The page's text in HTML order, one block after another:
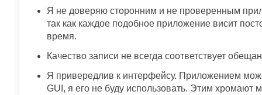
Я не доверяю сторонним и не проверенным
так как каждое подобное приложение висит
время.
Качество записи не всегда соответствует
Я привередлив к интерфейсу. Приложением
GUI, я его не буду использовать. Этим хромают